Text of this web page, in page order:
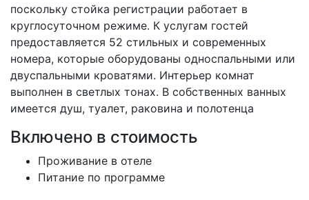
поскольку стойка регистрации работает в
круглосуточном режиме. К услугам гостей
предоставляется 52 стильных и современных
номера, которые оборудованы односпальными или
двуспальными кроватями. Интерьер комнат
выполнен в светлых тонах. В собственных ванных
имеется душ, туалет, раковина и полотенца
Включено в стоимость
Проживание в отеле
Питание по программе